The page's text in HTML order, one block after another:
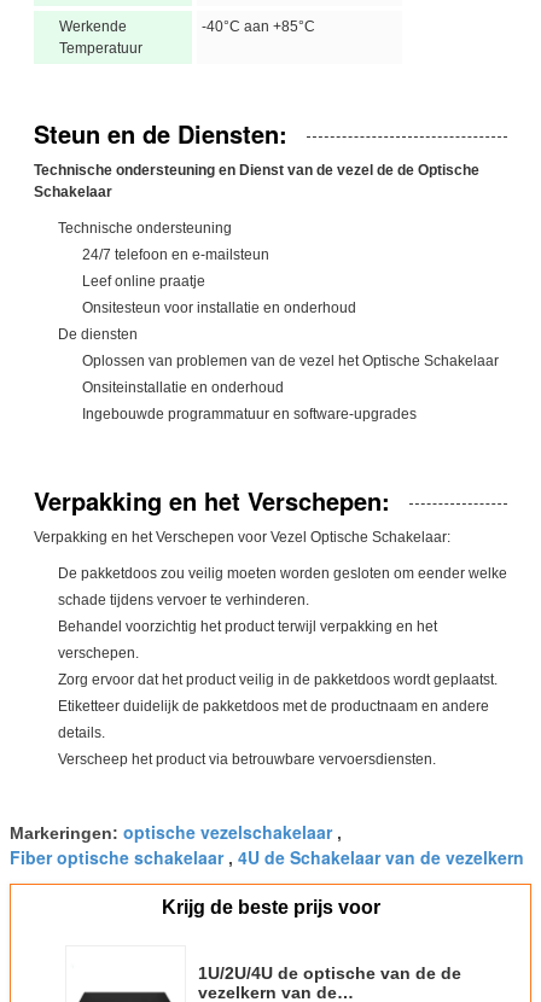
Werkende
Temperatuur
-40°C aan +85°C
Steun en de Diensten:
Technische ondersteuning en Dienst van de vezel de de Optische
Schakelaar
Technische ondersteuning
24/7 telefoon en e-mailsteun
Leef online praatje
Onsitesteun voor installatie en onderhoud
De diensten
Oplossen van problemen van de vezel het Optische Schakelaar
Onsiteinstallatie en onderhoud
Ingebouwde programmatuur en software-upgrades
Verpakking en het Verschepen:
Verpakking en het Verschepen voor Vezel Optische Schakelaar:
De pakketdoos zou veilig moeten worden gesloten om eender welke
schade tijdens vervoer te verhinderen.
Behandel voorzichtig het product terwijl verpakking en het
verschepen.
Zorg ervoor dat het product veilig in de pakketdoos wordt geplaatst.
Etiketteer duidelijk de pakketdoos met de productnaam en andere
details.
Verscheep het product via betrouwbare vervoersdiensten.
Markeringen: optische vezelschakelaar,
Fiber optische schakelaar, 4U de Schakelaar van de vezelkern
Krijg de beste prijs voor
1U/2U/4U de optische van de de
vezelkern van de